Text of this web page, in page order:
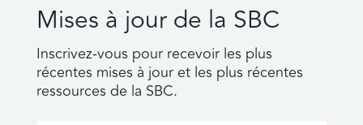
Mises à jour de la SBC
Inscrivez-vous pour recevoir les plus
récentes mises à jour et les plus récentes
ressources de la SBC.